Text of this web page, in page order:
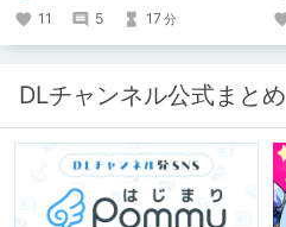
11
5 17分
DLチャンネル公式まとめ